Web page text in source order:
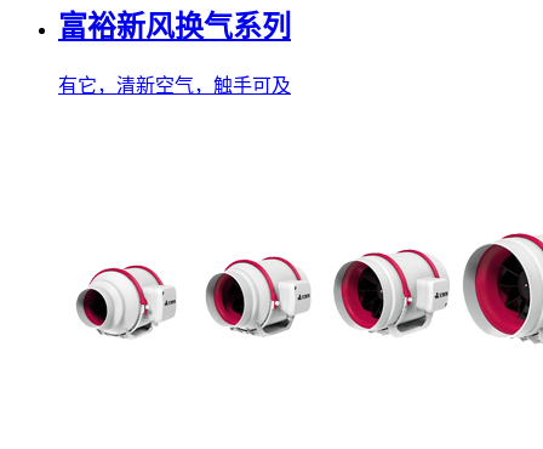
富裕新风换气系列
有它，清新空气，触手可及